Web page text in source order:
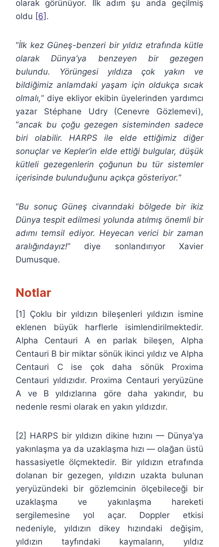
olarak görünüyor. İlk adım şu anda geçilmiş
oldu [6] .
“İlk kez Güneş-benzeri bir yıldız etrafında kütle
olarak Dünya’ya benzeyen bir gezegen
bulundu. Yörüngesi yıldıza çok yakın ve
bildiğimiz anlamdaki yaşam için oldukça sıcak
olmalı,” diye ekliyor ekibin üyelerinden yardımcı
yazar Stéphane Udry (Cenevre Gözlemevi),
“ancak bu çoğu gezegen sisteminden sadece
biri olabilir. HARPS ile elde ettiğimiz diğer
sonuçlar ve Kepler’in elde ettiği bulgular, düşük
kütleli gezegenlerin çoğunun bu tür sistemler
içerisinde bulunduğunu açıkça gösteriyor.”
“Bu sonuç Güneş civarındaki bölgede bir ikiz
Dünya tespit edilmesi yolunda atılmış önemli bir
adımı temsil ediyor. Heyecan verici bir zaman
aralığındayız!” diye sonlandırıyor Xavier
Dumusque.
Notlar
[1] Çoklu bir yıldızın bileşenleri yıldızın ismine
eklenen büyük harflerle isimlendirilmektedir.
Alpha Centauri A en parlak bileşen, Alpha
Centauri B bir miktar sönük ikinci yıldız ve Alpha
Centauri C ise çok daha sönük Proxima
Centauri yıldızıdır. Proxima Centauri yeryüzüne
A ve B yıldızlarına göre daha yakındır, bu
nedenle resmi olarak en yakın yıldızdır.
[2] HARPS bir yıldızın dikine hızını — Dünya’ya
yakınlaşma ya da uzaklaşma hızı — olağan üstü
hassasiyetle ölçmektedir. Bir yıldızın etrafında
dolanan bir gezegen, yıldızın uzakta bulunan
yeryüzündeki bir gözlemcinin ölçebileceği bir
uzaklaşma ve yakınlaşma hareketi
sergilemesine yol açar. Doppler etkisi
nedeniyle, yıldızın dikey hızındaki değişim,
yıldızın tayfındaki kaymaların, yıldız